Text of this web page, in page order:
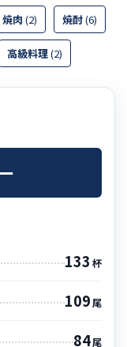
焼肉 (2) 焼酎(6)
高級料理(2)
133 杯
109尾
84尾